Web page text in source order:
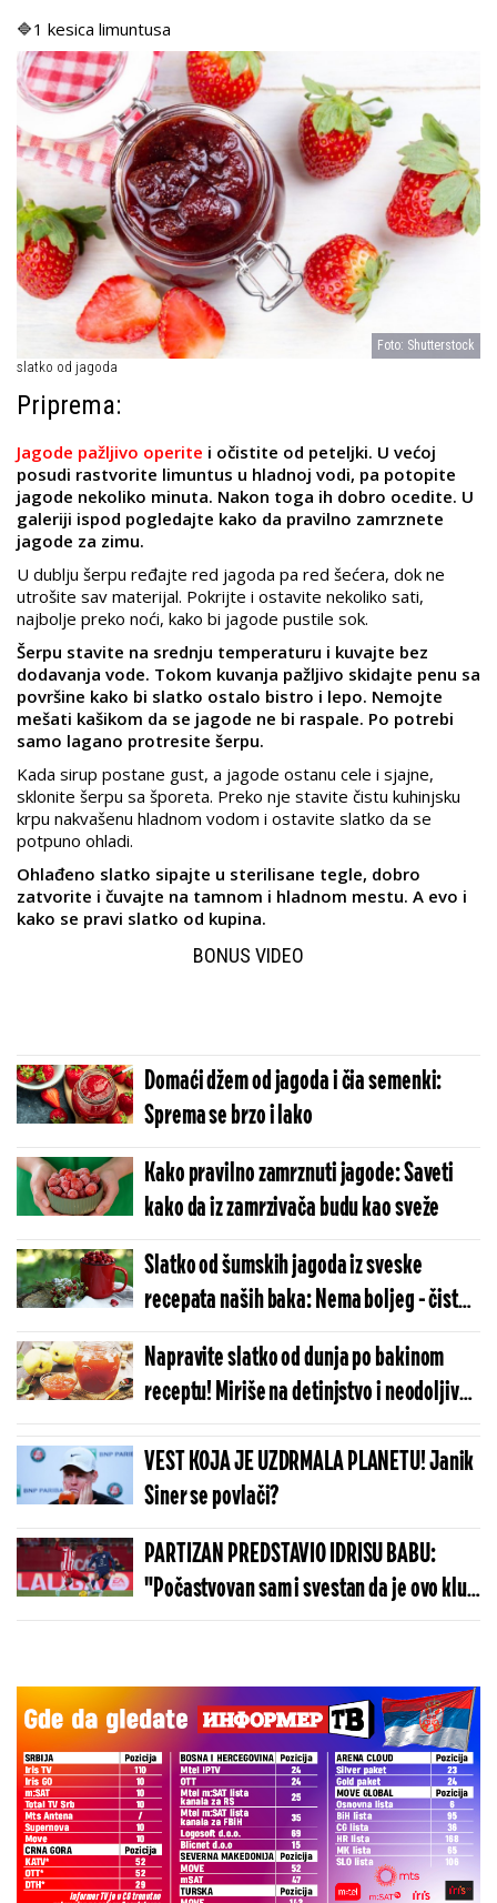
🔷1 kesica limuntusa
Foto: Shutterstock
slatko od jagoda
Priprema:
Jagode pažljivo operite i očistite od peteljki. U većoj
posudi rastvorite limuntus u hladnoj vodi, pa potopite
jagode nekoliko minuta. Nakon toga ih dobro ocedite. U
galeriji ispod pogledajte kako da pravilno zamrznete
jagode za zimu.
U dublju šerpu ređajte red jagoda pa red šećera, dok ne
utrošite sav materijal. Pokrijte i ostavite nekoliko sati,
najbolje preko noći, kako bi jagode pustile sok.
Šerpu stavite na srednju temperaturu i kuvajte bez
dodavanja vode. Tokom kuvanja pažljivo skidajte penu sa
površine kako bi slatko ostalo bistro i lepo. Nemojte
mešati kašikom da se jagode ne bi raspale. Po potrebi
samo lagano protresite šerpu.
Kada sirup postane gust, a jagode ostanu cele i sjajne,
sklonite šerpu sa šporeta. Preko nje stavite čistu kuhinjsku
krpu nakvašenu hladnom vodom i ostavite slatko da se
potpuno ohladi.
Ohlađeno slatko sipajte u sterilisane tegle, dobro
zatvorite i čuvajte na tamnom i hladnom mestu. A evo i
kako se pravi slatko od kupina.
BONUS VIDEO
Domaći džem od jagoda i čia semenki:
Sprema se brzo i lako
Kako pravilno zamrznuti jagode: Saveti
kako da iz zamrzivača budu kao sveže
Slatko od šumskih jagoda iz sveske
recepata naših baka: Nema boljeg - čista
teglica zadovoljstva crvenih plodova
Napravite slatko od dunja po bakinom
receptu! Miriše na detinjstvo i neodoljivog
je ukusa
VEST KOJA JE UZDRMALA PLANETU! Janik
Siner se povlači?
PARTIZAN PREDSTAVIO IDRISU BABU:
"Počastvovan sam i svestan da je ovo klub
sa velikom istorijom"